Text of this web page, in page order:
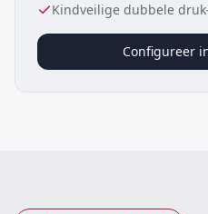
Kindveilige dubbele
Configureer